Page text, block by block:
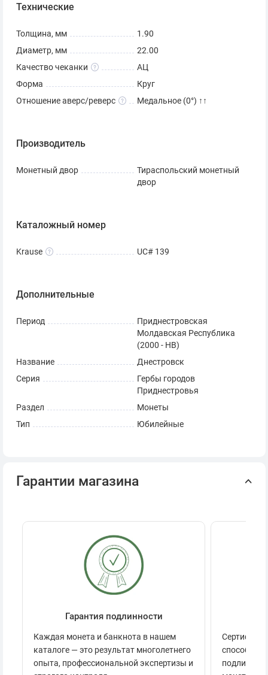
Технические
Толщина, мм
1.90
Диаметр, мм
22.00
Качество чеканки
АЦ
Форма
Круг
Отношение аверс/реверс
Медальное (0°) ↑↑
Производитель
Монетный двор
Тираспольский монетный
двор
Каталожный номер
Krause UC# 139
Дополнительные
Период
Приднестровская
Молдавская Республика
(2000 - НВ)
Название
Днестровск
Серия
Гербы городов
Приднестровья
Раздел
Монеты
Тип
Юбилейные
Гарантии магазина
Гарантия подлинности
Каждая монета и банкнота в нашем
каталоге — это результат многолетнего
опыта, профессиональной экспертизы и
способов